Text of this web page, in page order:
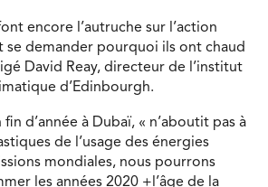
encore l’autruche sur l’action
demander pourquoi ils ont chaud
David Reay, directeur de l’institut
d’Edinbourgh.
fin d’année à Dubaï, « n’aboutit pas à
de l’usage des énergies
mondiales, nous pourrons
les années 2020 +l’âge de la